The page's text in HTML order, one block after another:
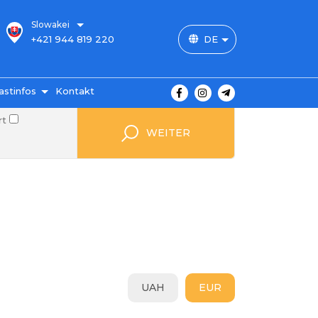
Slowakei
+421 944 819 220 DE
Preise
Kontakt
WEITER
EUR
UAH